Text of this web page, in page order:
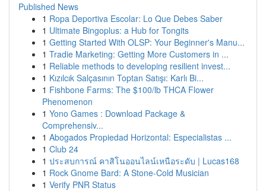
Published News
1 Ropa Deportiva Escolar: Lo Que Debes Saber
1 Ultimate Bingoplus: a Hub for Tongits
1 Getting Started With OLSP: Your Beginner's Manu...
1 Tradie Marketing: Getting More Customers in ...
1 Reliable methods to developing resilient invest...
1 Kızılcık Salçasının Toptan Satışı: Karlı Bi...
1 Fishbone Farms: The $100/lb THCA Flower
Phenomenon
1 Yono Games : Download Package &
Comprehensiv...
1 Abogados Propiedad Horizontal: Especialistas ...
1 Club 24
1 ประสบการณ์ คาสิโนออนไลน์เหนือระดับ | Lucas168
1 Rock Gnome Bard: A Stone-Cold Musician
1 Verify PNR Status